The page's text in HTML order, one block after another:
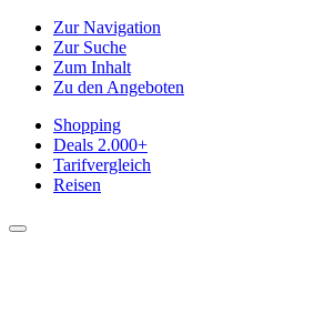
Zur Navigation
Zur Suche
Zum Inhalt
Zu den Angeboten
Shopping
Deals 2.000+
Tarifvergleich
Reisen